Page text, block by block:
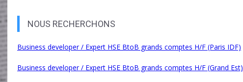
NOUS RECHERCHONS
Business developer / Expert HSE BtoB grands comptes H/F (Paris IDF)
Business developer / Expert HSE BtoB grands comptes H/F (Grand Est)